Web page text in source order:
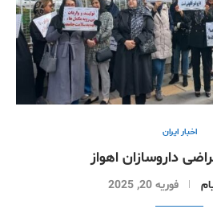
اخبار ایران
داروسازان اهواز
فوریه 20, 2025